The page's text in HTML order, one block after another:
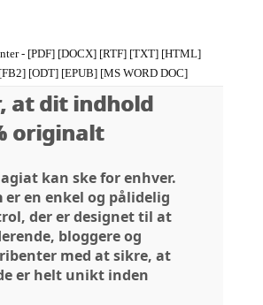
- [PDF] [DOCX] [RTF] [TXT] [HTML]
[ODT] [EPUB] [MS WORD DOC]
at dit indhold
originalt
kan ske for enhver.
er en enkel og pålidelig
der er designet til at
bloggere og
med at sikre, at
er helt unikt inden